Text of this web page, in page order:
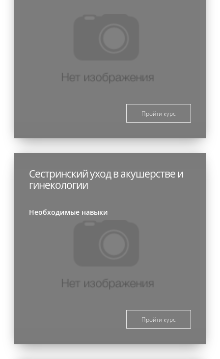
Пройти курс
Сестринский уход в акушерстве и
гинекологии
Необходимые навыки
Пройти курс